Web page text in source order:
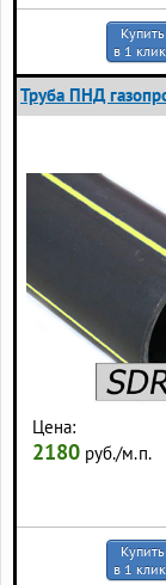
Купить
в 1
Труба ПНД
Цена:
2180 руб./м.п.
Купить
в 1